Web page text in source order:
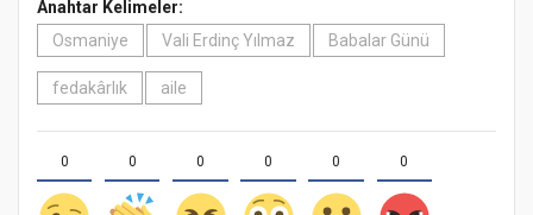
Anahtar Kelimeler:
Osmaniye
Vali Erdinç Yılmaz Babalar Günü
fedakârlık aile
0 0 0 0 0 0